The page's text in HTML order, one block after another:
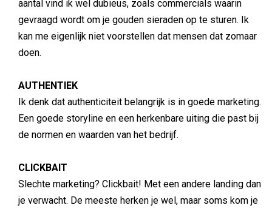
aantal vind ik wel dubieus, zoals commercials waarin
gevraagd wordt om je gouden sieraden op te sturen. Ik
kan me eigenlijk niet voorstellen dat mensen dat zomaar
doen.
AUTHENTIEK
Ik denk dat authenticiteit belangrijk is in goede marketing.
Een goede storyline en een herkenbare uiting die past bij
de normen en waarden van het bedrijf.
CLICKBAIT
Slechte marketing? Clickbait! Met een andere landing dan
je verwacht. De meeste herken je wel, maar soms kom je